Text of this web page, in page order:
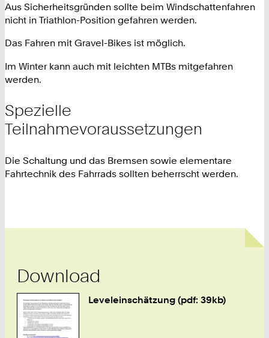
Aus Sicherheitsgründen sollte beim Windschattenfahren
nicht in Triathlon-Position gefahren werden.
Das Fahren mit Gravel-Bikes ist möglich.
Im Winter kann auch mit leichten MTBs mitgefahren
werden.
Spezielle
Teilnahmevoraussetzungen
Die Schaltung und das Bremsen sowie elementare
Fahrtechnik des Fahrrads sollten beherrscht werden.
Download
Leveleinschätzung (pdf: 39kb)